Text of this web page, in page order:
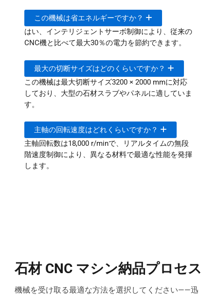
この機械は省エネルギーですか？
はい、インテリジェントサーボ制御により、従来の
CNC機と比べて最大30％の電力を節約できます。
最大の切断サイズはどのくらいですか？
この機械は最大切断サイズ3200 × 2000 mmに対応
しており、大型の石材スラブやパネルに適していま
す。
主軸の回転速度はどれくらいですか？
主軸回転数は18,000 r/minで、リアルタイムの無段
階速度制御により、異なる材料で最適な性能を発揮
します。
石材 CNC マシン納品プロセス
機械を受け取る最適な方法を選択してください——迅